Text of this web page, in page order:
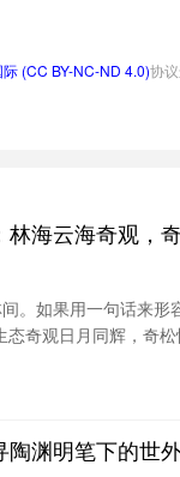
(CC BY-NC-ND 4.0)协议
海云海奇观，
。如果用一句话来形
态奇观日月同辉，奇
中。
渊明笔下的世